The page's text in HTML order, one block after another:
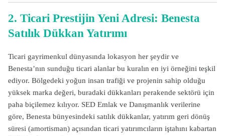
2. Ticari Prestijin Yeni Adresi: Benesta
Satılık Dükkan Yatırımı
Ticari gayrimenkul dünyasında lokasyon her şeydir ve
Benesta’nın sunduğu ticari alanlar bu kuralın en iyi örneğini teşkil
ediyor. Bölgedeki yoğun insan trafiği ve projenin sahip olduğu
yüksek marka değeri, buradaki dükkanları perakende sektörü için
paha biçilemez kılıyor. SED Emlak ve Danışmanlık verilerine
göre, Benesta bünyesindeki satılık dükkanlar, yatırım geri dönüş
süresi (amortisman) açısından ticari yatırımcıların iştahını kabartan